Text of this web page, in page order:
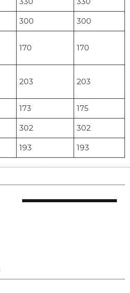
300 300
170 170
203 203
173 175
302 302
193 193